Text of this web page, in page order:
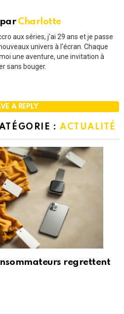
par Charlotte
aux séries, j'ai 29 ans et je passe
univers à l'écran. Chaque
une aventure, une invitation à
sans bouger.
A REPLY
: ACTUALITÉ
regrettent